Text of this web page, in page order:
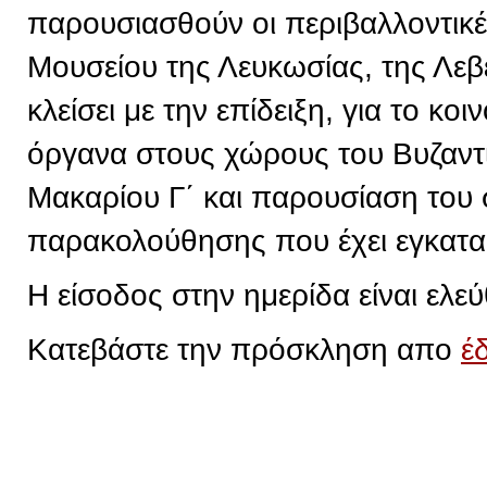
παρουσιασθούν οι
Μουσείου της Λευκωσίας, της
κλείσει με την επίδειξη, για το
όργανα στους χώρους του
Μακαρίου Γ΄ και παρουσίαση του
παρακολούθησης που έχει
Η είσοδος στην ημερίδα είναι
Κατεβάστε την πρόσκληση απο